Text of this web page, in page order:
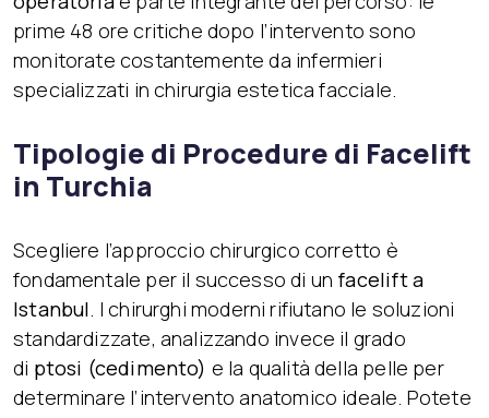
prime 48 ore critiche dopo l’intervento sono
monitorate costantemente da infermieri
specializzati in chirurgia estetica facciale.
Tipologie di Procedure di Facelift
in Turchia
Scegliere l’approccio chirurgico corretto è
fondamentale per il successo di un facelift a
Istanbul. I chirurghi moderni rifiutano le soluzioni
standardizzate, analizzando invece il grado
di ptosi (cedimento) e la qualità della pelle per
determinare l’intervento anatomico ideale. Potete